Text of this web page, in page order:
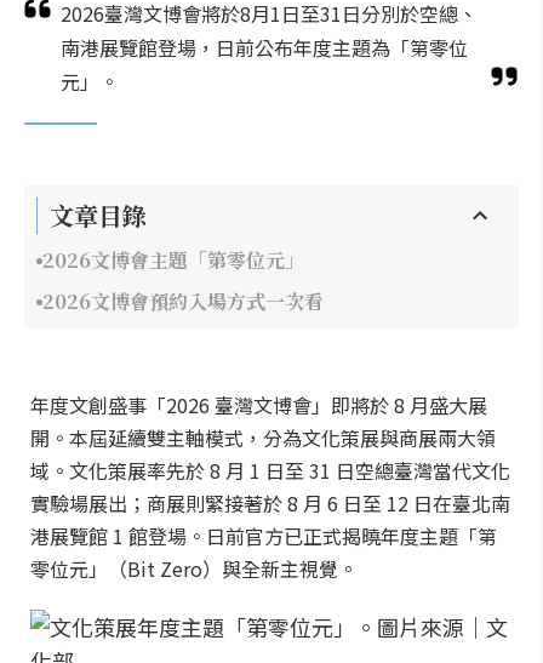
2026臺灣文博會將於8月1日至31日分別於空總、
南港展覽館登場，日前公布年度主題為「第零位
元」。
文章目錄
2026文博會主題「第零位元」
2026文博會預約入場方式一次看
年度文創盛事「2026 臺灣文博會」即將於 8 月盛大展
開。本屆延續雙主軸模式，分為文化策展與商展兩大領
域。文化策展率先於 8 月 1 日至 31 日空總臺灣當代文化
實驗場展出；商展則緊接著於 8 月 6 日至 12 日在臺北南
港展覽館 1 館登場。日前官方已正式揭曉年度主題「第
零位元」（Bit Zero）與全新主視覺。